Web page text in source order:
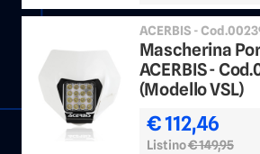
ACERBIS -
Mascherina
ACERBIS -
(Modello VSL)
€ 112,46
Listino€ 149,95